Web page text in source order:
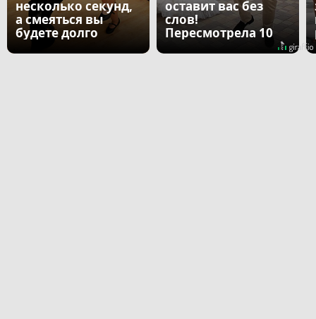
несколько секунд,
а смеяться вы
будете долго
оставит вас без
слов!
Пересмотрела 10